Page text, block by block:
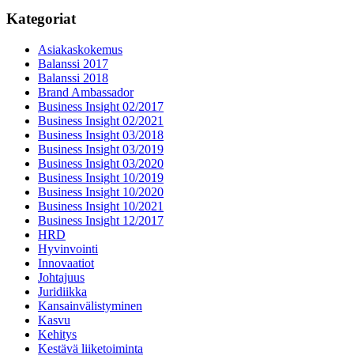
Kategoriat
Asiakaskokemus
Balanssi 2017
Balanssi 2018
Brand Ambassador
Business Insight 02/2017
Business Insight 02/2021
Business Insight 03/2018
Business Insight 03/2019
Business Insight 03/2020
Business Insight 10/2019
Business Insight 10/2020
Business Insight 10/2021
Business Insight 12/2017
HRD
Hyvinvointi
Innovaatiot
Johtajuus
Juridiikka
Kansainvälistyminen
Kasvu
Kehitys
Kestävä liiketoiminta